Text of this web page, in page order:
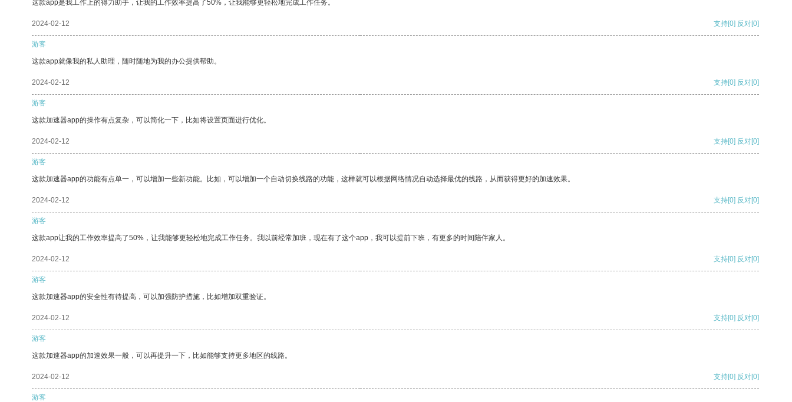
这款app是我工作上的得力助手，让我的工作效率提高了50%，让我能够更轻松地完成工作任务。
2024-02-12 支持[0] 反对[0]
游客
这款app就像我的私人助理，随时随地为我的办公提供帮助。
2024-02-12 支持[0] 反对[0]
游客
这款加速器app的操作有点复杂，可以简化一下，比如将设置页面进行优化。
2024-02-12 支持[0] 反对[0]
游客
这款加速器app的功能有点单一，可以增加一些新功能。比如，可以增加一个自动切换线路的功能，这样就可以根据网络情况自动选择最优的线路，从而获得更好的加速效果。
2024-02-12 支持[0] 反对[0]
游客
这款app让我的工作效率提高了50%，让我能够更轻松地完成工作任务。我以前经常加班，现在有了这个app，我可以提前下班，有更多的时间陪伴家人。
2024-02-12 支持[0] 反对[0]
游客
这款加速器app的安全性有待提高，可以加强防护措施，比如增加双重验证。
2024-02-12 支持[0] 反对[0]
游客
这款加速器app的加速效果一般，可以再提升一下，比如能够支持更多地区的线路。
2024-02-12 支持[0] 反对[0]
游客